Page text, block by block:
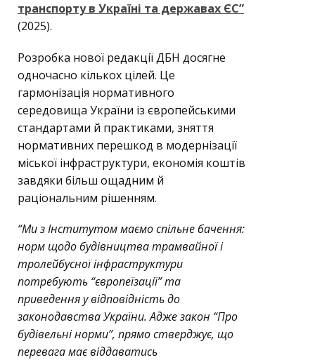
транспорту в Україні та державах ЄС”
(2025).
Розробка нової редакції ДБН досягне
одночасно кількох цілей. Це
гармонізація нормативного
середовища України із європейськими
стандартами й практиками, зняття
нормативних перешкод в модернізації
міської інфраструктури, економія коштів
завдяки більш ощадним й
раціональним рішенням.
“Ми з Інститутом маємо спільне бачення:
норм щодо будівництва трамвайної і
тролейбусної інфраструктури
потребують “європеїзації” та
приведення у відповідність до
законодавства України. Адже закон “Про
будівельні норми”, прямо стверджує, що
перевага має віддаватись